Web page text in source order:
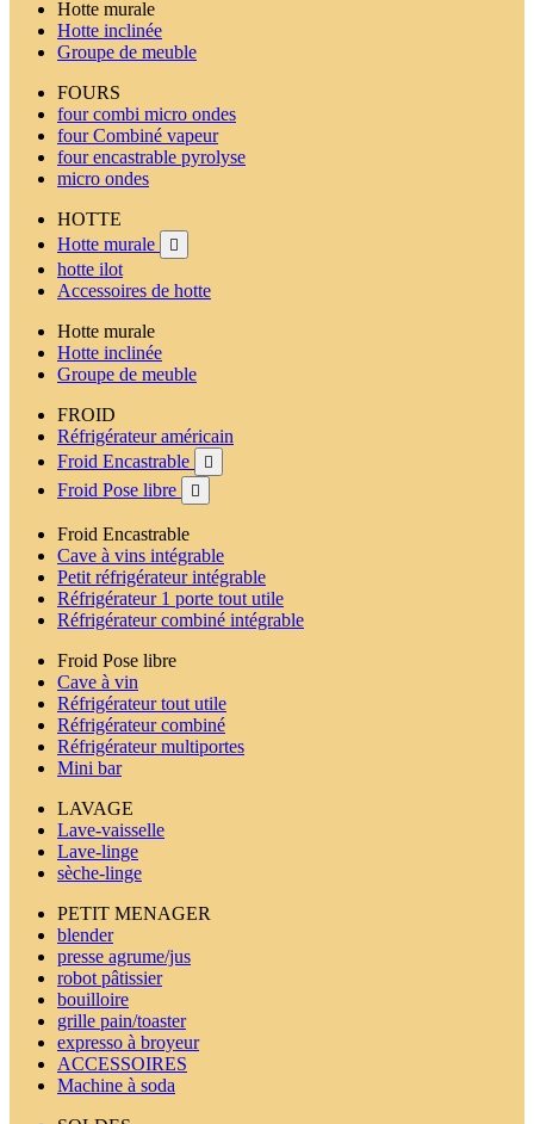
Hotte murale
Hotte inclinée
Groupe de meuble
FOURS
four combi micro ondes
four Combiné vapeur
four encastrable pyrolyse
micro ondes
HOTTE
Hotte murale

hotte ilot
Accessoires de hotte
Hotte murale
Hotte inclinée
Groupe de meuble
FROID
Réfrigérateur américain
Froid Encastrable

Froid Pose libre 
Froid Encastrable
Cave à vins intégrable
Petit réfrigérateur intégrable
Réfrigérateur 1 porte tout utile
Réfrigérateur combiné intégrable
Froid Pose libre
Cave à vin
Réfrigérateur tout utile
Réfrigérateur combiné
Réfrigérateur multiportes
Mini bar
LAVAGE
Lave-vaisselle
Lave-linge
sèche-linge
PETIT MENAGER
blender
presse agrume/jus
robot pâtissier
bouilloire
grille pain/toaster
expresso à broyeur
ACCESSOIRES
Machine à soda